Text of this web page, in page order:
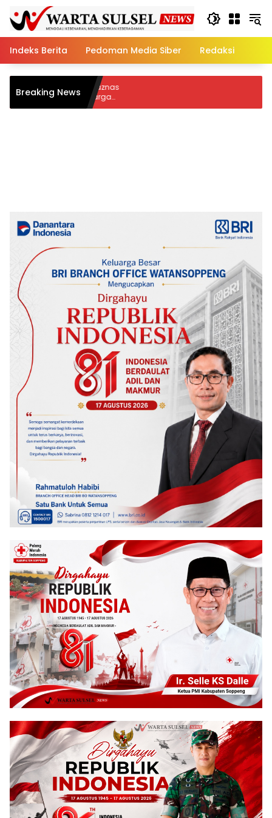
content
Indeks Berita
Pedoman Media Siber Redaksi
Breaking News